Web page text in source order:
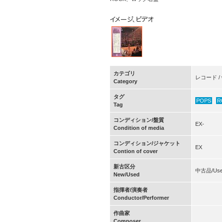
カテゴリ
Category
レコード /
タグ
Tag
POPS
コンディション/盤質
Condition of media
EX-
コンディション/ジャケット
Contion of cover
EX
新古区分
New/Used
中古品/
指揮者/演奏者
Conductor/Performer
作曲家